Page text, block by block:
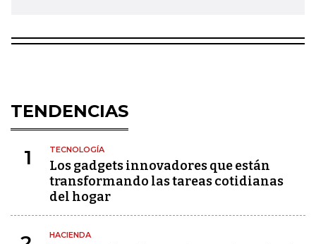
TENDENCIAS
1 TECNOLOGÍA
Los gadgets innovadores que están
transformando las tareas cotidianas
del hogar
HACIENDA